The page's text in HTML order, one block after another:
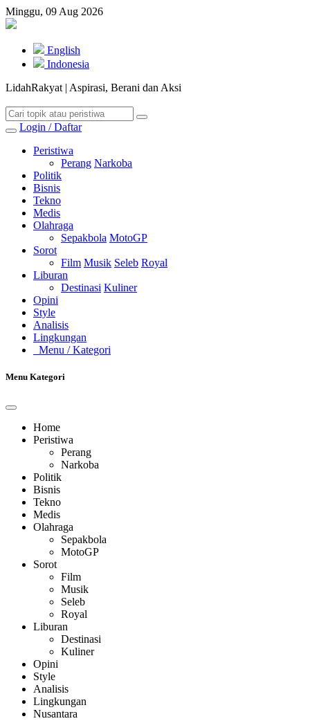
Minggu, 09 Aug 2026
English
Indonesia
LidahRakyat | Aspirasi, Berani dan Aksi
Login / Daftar
Peristiwa
Perang Narkoba
Politik
Bisnis
Tekno
Medis
Olahraga
Sepakbola MotoGP
Sorot
Film Musik Seleb Royal
Liburan
Destinasi Kuliner
Opini
Style
Analisis
Lingkungan
Menu / Kategori
Menu Kategori
Home
Peristiwa
Perang
Narkoba
Politik
Bisnis
Tekno
Medis
Olahraga
Sepakbola
MotoGP
Sorot
Film
Musik
Seleb
Royal
Liburan
Destinasi
Kuliner
Opini
Style
Analisis
Lingkungan
Nusantara